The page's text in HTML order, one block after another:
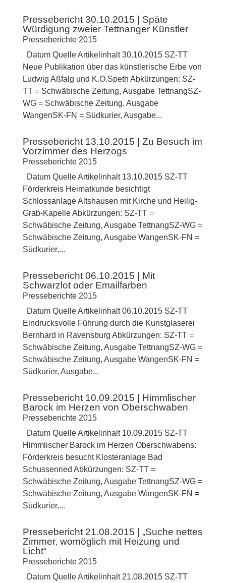
Pressebericht 30.10.2015 | Späte
Würdigung zweier Tettnanger Künstler
Presseberichte 2015
Datum Quelle Artikelinhalt 30.10.2015 SZ-TT
Neue Publikation über das künstlerische Erbe von
Ludwig Aßfalg und K.O.Speth Abkürzungen: SZ-
TT = Schwäbische Zeitung, Ausgabe TettnangSZ-
WG = Schwäbische Zeitung, Ausgabe
WangenSK-FN = Südkurier, Ausgabe...
Pressebericht 13.10.2015 | Zu Besuch im
Vorzimmer des Herzogs
Presseberichte 2015
Datum Quelle Artikelinhalt 13.10.2015 SZ-TT
Förderkreis Heimatkunde besichtigt
Schlossanlage Altshausen mit Kirche und Heilig-
Grab-Kapelle Abkürzungen: SZ-TT =
Schwäbische Zeitung, Ausgabe TettnangSZ-WG =
Schwäbische Zeitung, Ausgabe WangenSK-FN =
Südkurier,...
Pressebericht 06.10.2015 | Mit
Schwarzlot oder Emailfarben
Presseberichte 2015
Datum Quelle Artikelinhalt 06.10.2015 SZ-TT
Eindrucksvolle Führung durch die Kunstglaserei
Bernhard in Ravensburg Abkürzungen: SZ-TT =
Schwäbische Zeitung, Ausgabe TettnangSZ-WG =
Schwäbische Zeitung, Ausgabe WangenSK-FN =
Südkurier, Ausgabe...
Pressebericht 10.09.2015 | Himmlischer
Barock im Herzen von Oberschwaben
Presseberichte 2015
Datum Quelle Artikelinhalt 10.09.2015 SZ-TT
Himmlischer Barock im Herzen Oberschwabens:
Förderkreis besucht Klosteranlage Bad
Schussenried Abkürzungen: SZ-TT =
Schwäbische Zeitung, Ausgabe TettnangSZ-WG =
Schwäbische Zeitung, Ausgabe WangenSK-FN =
Südkurier,...
Pressebericht 21.08.2015 | „Suche nettes
Zimmer, womöglich mit Heizung und
Licht“
Presseberichte 2015
Datum Quelle Artikelinhalt 21.08.2015 SZ-TT